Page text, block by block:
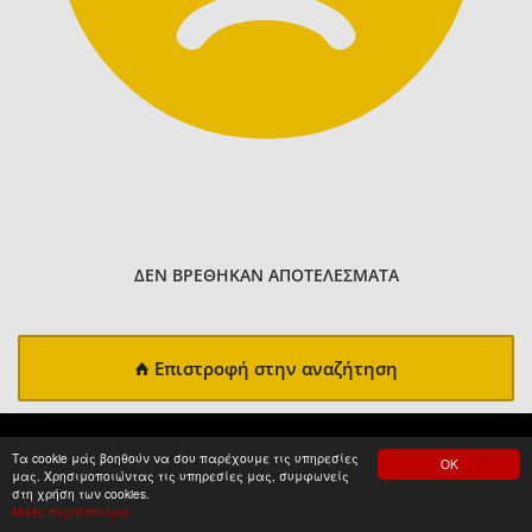
ΟΚ
Τα cookie μάς βοηθούν να σου παρέχουμε τις υπηρεσίες
μας. Χρησιμοποιώντας τις υπηρεσίες μας, συμφωνείς
στη χρήση των cookies.
Μάθε περισσότερα
ΔΕΝ ΒΡΕΘΗΚΑΝ ΑΠΟΤΕΛΕΣΜΑΤΑ
Επιστροφή στην αναζήτηση